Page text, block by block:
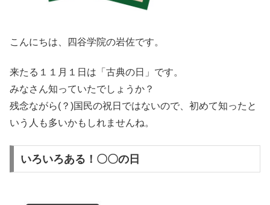
こんにちは、四谷学院の岩佐です。
来たる１１月１日は「古典の日」です。
みなさん知っていたでしょうか？
残念ながら(？)国民の祝日ではないので、初めて知ったと
いう人も多いかもしれませんね。
いろいろある！〇〇の日